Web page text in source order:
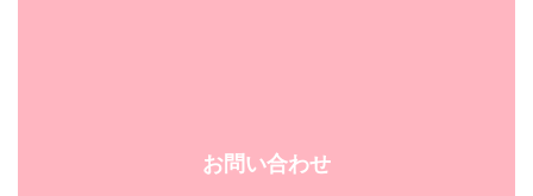
お問い合わせ